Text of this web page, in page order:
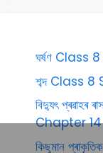
ঘৰ্ষণ Class
শব্দ Class
বিদ্যুৎ
Chapter 14
কিছুমান